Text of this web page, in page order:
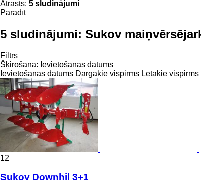
Atrasts: 5 sludinājumi
Parādīt
5 sludinājumi: Sukov
Filtrs
Šķirošana: Ievietošanas datums
Ievietošanas datums Dārgākie vispirms Lētākie vispirms
12
Sukov Downhil 3+1